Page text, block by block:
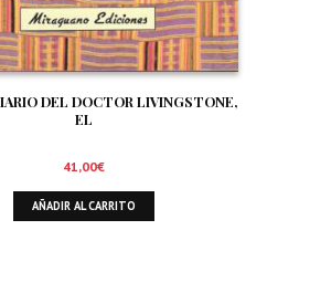
DEL DOCTOR LIVINGSTONE,
EL
41,00€
AÑADIR AL CARRITO